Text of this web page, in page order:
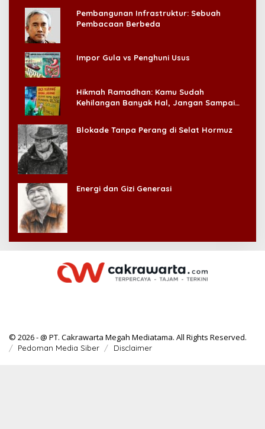
Pembangunan Infrastruktur: Sebuah
Pembacaan Berbeda
Impor Gula vs Penghuni Usus
Hikmah Ramadhan: Kamu Sudah
Kehilangan Banyak Hal, Jangan Sampai
Blokade Tanpa Perang di Selat Hormuz
Energi dan Gizi Generasi
© 2026 - @ PT. Cakrawarta Megah Mediatama. All Rights Reserved.
Pedoman Media Siber Disclaimer